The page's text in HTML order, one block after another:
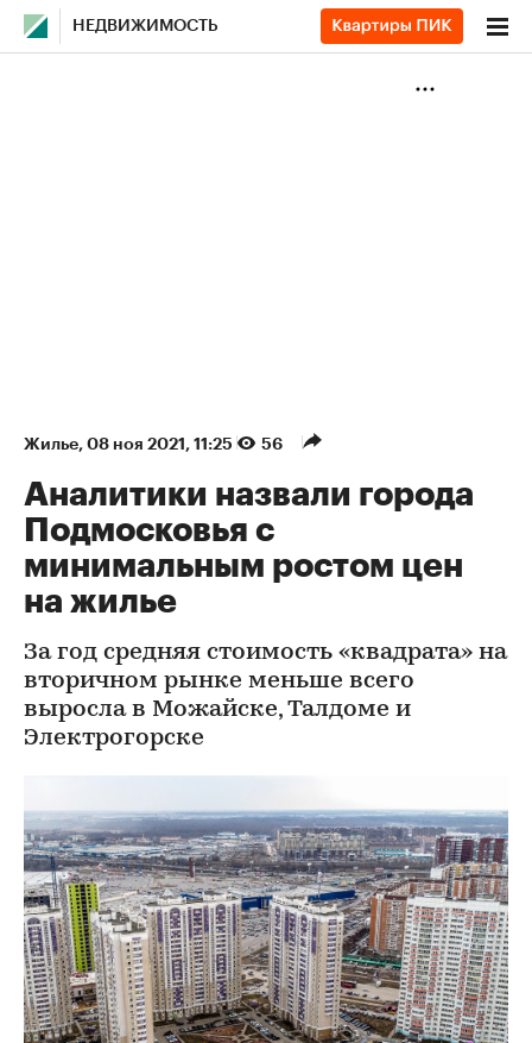
НЕДВИЖИМОСТЬ
Жилье⁠, 08 ноя 2021, 11:25 56
Аналитики назвали города
Подмосковья с
минимальным ростом цен
на жилье
За год средняя стоимость «квадрата» на
вторичном рынке меньше всего
выросла в Можайске, Талдоме и
Электрогорске